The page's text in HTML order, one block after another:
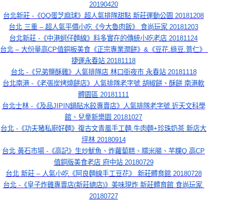
20190420
台北新莊 -《QQ蛋芝麻球》超人氣排隊甜點 新莊運動公園 20181208
台北 三重 – 超人氣平價小吃《今大魯肉飯》 食尚玩家 20181203
台北新莊 -《中港蚵仔麵線》料多實在的傳統小吃老店 20181124
台北 – 大份量高CP值銅板美食《正宗專業潤餅》&《豆花,綠豆,薏仁》
捷運永春站 20181118
台北 -《兄弟鹽酥雞》人氣排隊店 林口街夜市 永春站 20181118
台北南港 -《老張炭烤燒餅店》人氣排隊老字號 胡椒餅、酥餅 南港軟
體園區 20181111
台北士林 -《及品JIPIN鍋貼水餃專賣店》人氣排隊老字號 近天文科學
館、兒童新樂園 20181027
台北 -《功夫豬私廚好麵》復古文青風手工麵.牛肉麵+珍珠奶茶 新店大
坪林 20180914
台北 黃石市場 -《高記》生炒魷魚、炸蘿蔔糕、糯米腸、芋粿Q 高CP
值銅版美食老店 府中站 20180729
台北 新莊 – 人氣小吃《阿良麵線手工豆花》 新莊體育館 20180728
台北 -《皇子炸雞專賣店(新莊總店)》美味現炸 新莊體育館 食尚玩家
20180727